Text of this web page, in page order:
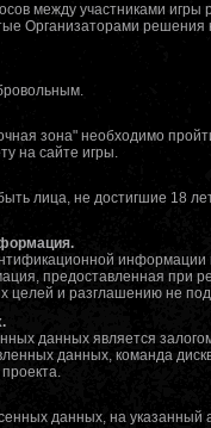
между участниками
Организаторами
зона" необходимо
на сайте игры.
лица, не достигшие 18
предоставленная при
целей и разглашению не
данных является
данных, команда
данных, на